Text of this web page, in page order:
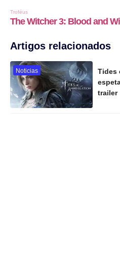
Artigos relacionados
Noticias
Tides
trailer